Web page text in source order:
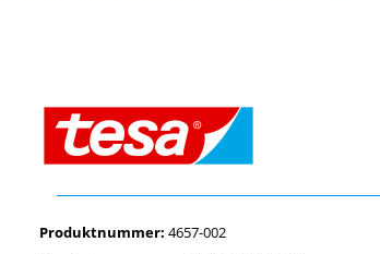
Produktnummer: 4657-002